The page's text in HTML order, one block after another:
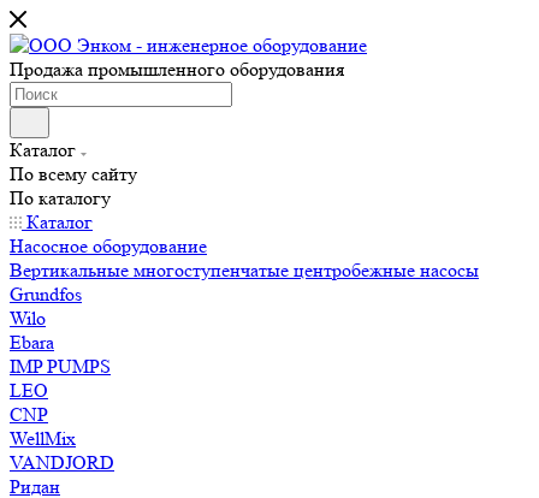
Продажа промышленного оборудования
Каталог
По всему сайту
По каталогу
Каталог
Насосное оборудование
Вертикальные многоступенчатые центробежные насосы
Grundfos
Wilo
Ebara
IMP PUMPS
LEO
CNP
WellMix
VANDJORD
Ридан